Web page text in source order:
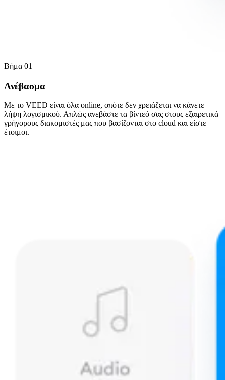
Βήμα 01
Ανέβασμα
Με το VEED είναι όλα online, οπότε δεν χρειάζεται να κάνετε
λήψη λογισμικού. Απλώς ανεβάστε τα βίντεό σας στους εξαιρετικά
γρήγορους διακομιστές μας που βασίζονται στο cloud και είστε
έτοιμοι.